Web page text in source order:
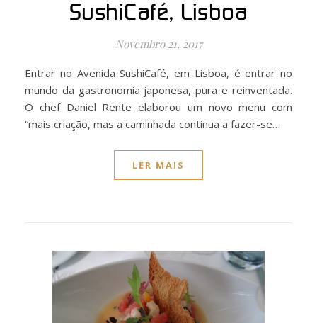
SushiCafé, Lisboa
Novembro 21, 2017
Entrar no Avenida SushiCafé, em Lisboa, é entrar no
mundo da gastronomia japonesa, pura e reinventada.
O chef Daniel Rente elaborou um novo menu com
“mais criação, mas a caminhada continua a fazer-se…
LER MAIS